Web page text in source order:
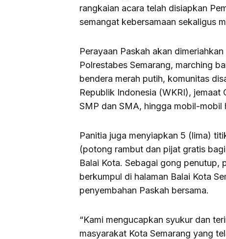
rangkaian acara telah disiapkan
semangat kebersamaan sekaligus
Perayaan Paskah akan
Polrestabes Semarang, marching
bendera merah putih, komunitas
Republik Indonesia (WKRI),
SMP dan SMA, hingga mobil-mobil
Panitia juga menyiapkan 5 (lima)
(potong rambut dan pijat gratis
Balai Kota. Sebagai gong penutup,
berkumpul di halaman Balai Kota
penyembahan Paskah bersama.
“Kami mengucapkan syukur dan
masyarakat Kota Semarang yang